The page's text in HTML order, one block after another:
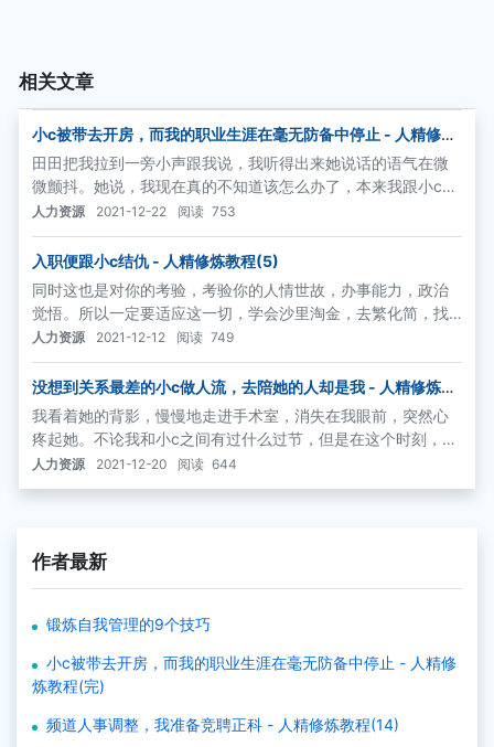
相关文章
小c被带去开房，而我的职业生涯在毫无防备中停止 - 人精修炼
教程(完)
田田把我拉到一旁小声跟我说，我听得出来她说话的语气在微
微颤抖。她说，我现在真的不知道该怎么办了，本来我跟小c是
送客户上来开房休息的，但是那个客户喝多了把小c带进去了，
小c其实也喝多了，乐颠颠地就跟着进去了。我实在是没拦住。
人力资源 2021-12-22 阅读 753
入职便跟小c结仇 - 人精修炼教程(5)
同时这也是对你的考验，考验你的人情世故，办事能力，政治
觉悟。所以一定要适应这一切，学会沙里淘金，去繁化简，找
到最重要的信息量，努力让领导满意。频道里与我一同入职的
另外两个同事，都是家属子弟。姑且叫他们一个小c，一个小z
好了。
人力资源 2021-12-12 阅读 749
没想到关系最差的小c做人流，去陪她的人却是我 - 人精修炼教
程(13)
我看着她的背影，慢慢地走进手术室，消失在我眼前，突然心
疼起她。不论我和小c之间有过什么过节，但是在这个时刻，作
为旁观者，有哪个男人还会无动于衷地继续选择铁石心肠呢？
人力资源 2021-12-20 阅读 644
作者最新
锻炼自我管理的9个技巧
小c被带去开房，而我的职业生涯在毫无防备中停止 - 人精修
炼教程(完)
频道人事调整，我准备竞聘正科 - 人精修炼教程(14)